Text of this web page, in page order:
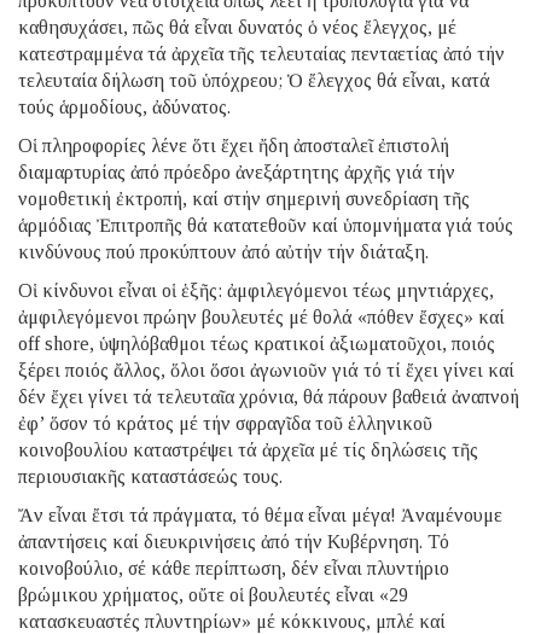
καθησυχάσει, πῶς θά εἶναι δυνατός ὁ νέος ἔλεγχος, μέ
κατεστραμμένα τά ἀρχεῖα τῆς τελευταίας πενταετίας ἀπό τήν
τελευταία δήλωση τοῦ ὑπόχρεου; Ὁ ἔλεγχος θά εἶναι, κατά
τούς ἁρμοδίους, ἀδύνατος.
Οἱ πληροφορίες λένε ὅτι ἔχει ἤδη ἀποσταλεῖ ἐπιστολή
διαμαρτυρίας ἀπό πρόεδρο ἀνεξάρτητης ἀρχῆς γιά τήν
νομοθετική ἐκτροπή, καί στήν σημερινή συνεδρίαση τῆς
ἁρμόδιας Ἐπιτροπῆς θά κατατεθοῦν καί ὑπομνήματα γιά τούς
κινδύνους πού προκύπτουν ἀπό αὐτήν τήν διάταξη.
Οἱ κίνδυνοι εἶναι οἱ ἑξῆς: ἀμφιλεγόμενοι τέως μηντιάρχες,
ἀμφιλεγόμενοι πρώην βουλευτές μέ θολά «πόθεν ἔσχες» καί
off shore, ὑψηλόβαθμοι τέως κρατικοί ἀξιωματοῦχοι, ποιός
ξέρει ποιός ἄλλος, ὅλοι ὅσοι ἀγωνιοῦν γιά τό τί ἔχει γίνει καί
δέν ἔχει γίνει τά τελευταῖα χρόνια, θά πάρουν βαθειά ἀναπνοή
ἐφ’ ὅσον τό κράτος μέ τήν σφραγῖδα τοῦ ἑλληνικοῦ
κοινοβουλίου καταστρέψει τά ἀρχεῖα μέ τίς δηλώσεις τῆς
περιουσιακῆς καταστάσεώς τους.
Ἄν εἶναι ἔτσι τά πράγματα, τό θέμα εἶναι μέγα! Ἀναμένουμε
ἀπαντήσεις καί διευκρινήσεις ἀπό τήν Κυβέρνηση. Τό
κοινοβούλιο, σέ κάθε περίπτωση, δέν εἶναι πλυντήριο
βρώμικου χρήματος, οὔτε οἱ βουλευτές εἶναι «29
κατασκευαστές πλυντηρίων» μέ κόκκινους, μπλέ καί